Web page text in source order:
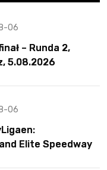
06
– Runda 2,
5.08.2026
06
Elite Speedway